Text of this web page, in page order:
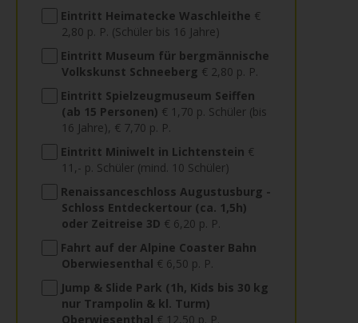
Eintritt Heimatecke Waschleithe €
2,80 p. P. (Schüler bis 16 Jahre)
Eintritt Museum für bergmännische
Volkskunst Schneeberg € 2,80 p. P.
Eintritt Spielzeugmuseum Seiffen
(ab 15 Personen) € 1,70 p. Schüler (bis
16 Jahre), € 7,70 p. P.
Eintritt Miniwelt in Lichtenstein €
11,- p. Schüler (mind. 10 Schüler)
Renaissanceschloss Augustusburg -
Schloss Entdeckertour (ca. 1,5h)
oder Zeitreise 3D € 6,20 p. P.
Fahrt auf der Alpine Coaster Bahn
Oberwiesenthal € 6,50 p. P.
Jump & Slide Park (1h, Kids bis 30 kg
nur Trampolin & kl. Turm)
Oberwiesenthal € 12,50 p. P.